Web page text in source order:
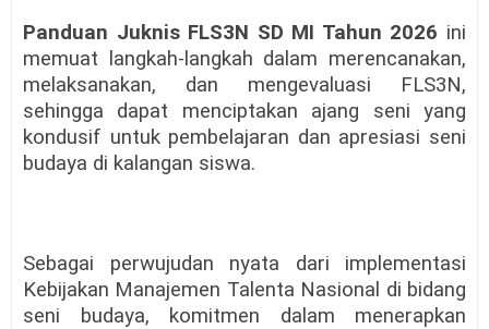
Panduan Juknis FLS3N SD MI Tahun 2026 ini
memuat langkah-langkah dalam merencanakan,
melaksanakan, dan mengevaluasi FLS3N,
sehingga dapat menciptakan ajang seni yang
kondusif untuk pembelajaran dan apresiasi seni
budaya di kalangan siswa.
Sebagai perwujudan nyata dari implementasi
Kebijakan Manajemen Talenta Nasional di bidang
seni budaya, komitmen dalam menerapkan